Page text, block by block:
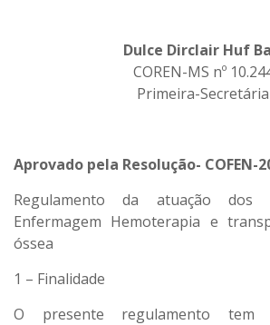
Dulce Dirclair Huf
COREN-MS nº
Primeira-Secretária
Aprovado pela Resolução- COFEN-
Regulamento da atuação dos
Enfermagem Hemoterapia e
óssea
1 – Finalidade
O presente regulamento tem